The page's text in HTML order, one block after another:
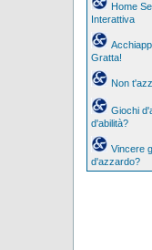
Home
Interattiva
Gratta!
Non
Giochi
d'abilità?
Vincere
d'azzardo?